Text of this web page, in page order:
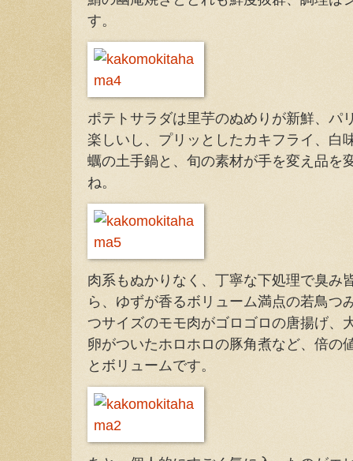
す。
ポテトサラダは里芋のぬめりが新鮮、パ
楽しいし、プリッとしたカキフライ、白
蠣の土手鍋と、旬の素材が手を変え品を
ね。
肉系もぬかりなく、丁寧な下処理で臭み
ら、ゆずが香るボリューム満点の若鳥つ
つサイズのモモ肉がゴロゴロの唐揚げ、
卵がついたホロホロの豚角煮など、倍の
とボリュームです。